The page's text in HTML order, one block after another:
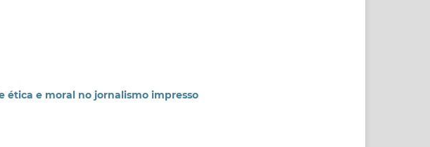
ética e moral no jornalismo impresso